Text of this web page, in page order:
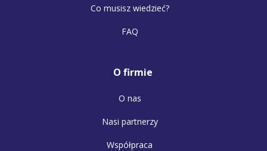
Co musisz wiedzieć?
FAQ
O firmie
O nas
Nasi partnerzy
Współpraca